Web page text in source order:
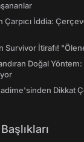
İddia:
Survivor İtirafı!
Doğal
Dikkat